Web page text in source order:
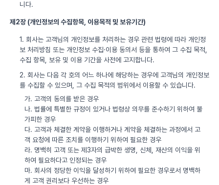
니다.
제2장 (개인정보의 수집항목, 이용목적 및 보유기간)
1. 회사는 고객님의 개인정보를 처리하는 경우 관련 법령에 따라 개인정
보 처리방침 또는 개인정보 수집·이용 동의서 등을 통하여 그 수집 목적,
수집 항목, 보유 및 이용 기간을 사전에 고지합니다.
2. 회사는 다음 각 호의 어느 하나에 해당하는 경우에 고객님의 개인정보
를 수집할 수 있으며, 그 수집 목적의 범위에서 이용할 수 있습니다.
가. 고객의 동의를 받은 경우
나. 법률에 특별한 규정이 있거나 법령상 의무를 준수하기 위하여 불
가피한 경우
다. 고객과 체결한 계약을 이행하거나 계약을 체결하는 과정에서 고
객 요청에 따른 조치를 이행하기 위하여 필요한 경우
라. 명백히 고객 또는 제3자의 급박한 생명, 신체, 재산의 이익을 위
하여 필요하다고 인정되는 경우
마. 회사의 정당한 이익을 달성하기 위하여 필요한 경우로서 명백하
게 고객 권리보다 우선하는 경우